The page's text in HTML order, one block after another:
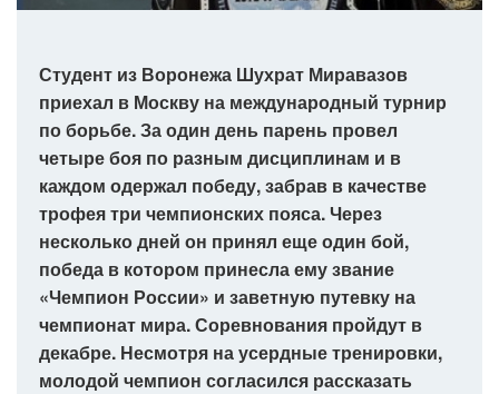
Студент из Воронежа Шухрат Миравазов
приехал в Москву на международный турнир
по борьбе. За один день парень провел
четыре боя по разным дисциплинам и в
каждом одержал победу, забрав в качестве
трофея три чемпионских пояса. Через
несколько дней он принял еще один бой,
победа в котором принесла ему звание
«Чемпион России» и заветную путевку на
чемпионат мира. Соревнования пройдут в
декабре. Несмотря на усердные тренировки,
молодой чемпион согласился рассказать